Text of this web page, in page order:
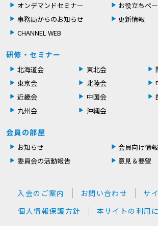
オンデマンドセミナー
お役立ちペ
事務局からのお知らせ
更新情報
CHANNEL WEB
研修・セミナー
北海道会 東北会
東京会
北陸会
近畿会
中国会
九州会
沖縄会
会員の部屋
お知らせ
会員向け情報
委員会の活動報告
意見＆要望
入会のご案内 お問い合わせ
サ
個人情報保護方針
本サイトの利用